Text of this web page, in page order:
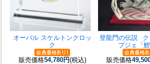
オーバル スケルトンクロッ
ク
販売価格54,780円(税込)
登龍門の伝説
ブジェ「鯉
販売価格